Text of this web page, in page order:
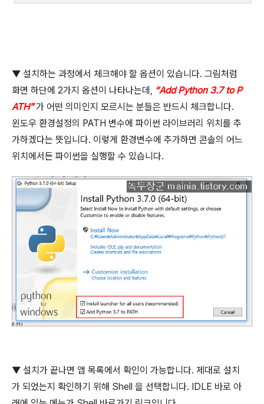
▼ 설치하는 과정에서 체크해야 할 옵션이 있습니다. 그림처럼
화면 하단에 2가지 옵션이 나타나는데 , “Add Python 3.7 to P
ATH” 가 어떤 의미인지 모르시는 분들은 반드시 체크합니다.
윈도우 환경설정의 PATH 변수에 파이썬 라이브러리 위치를 추
가하겠다는 뜻입니다. 이렇게 환경변수에 추가하면 콘솔의 어느
위치에서든 파이썬을 실행할 수 있습니다.
▼ 설치가 끝나면 앱 목록에서 확인이 가능합니다. 제대로 설치
가 되었는지 확인하기 위해 Shell 을 선택합니다. IDLE 바로 아